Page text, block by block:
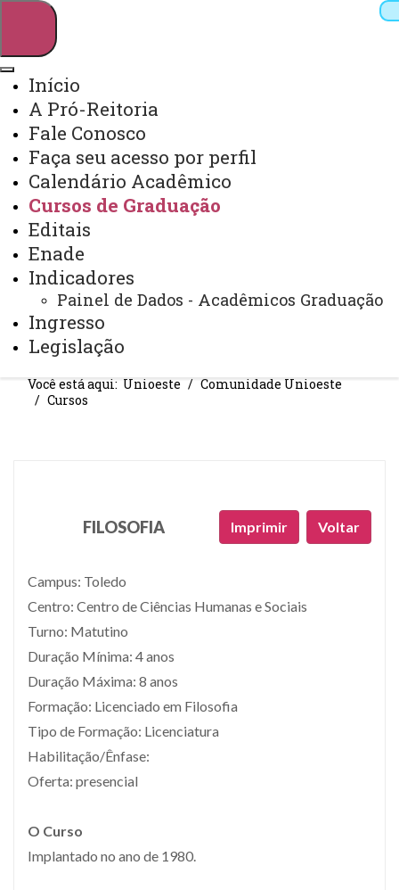
Webmail Sistemas
Telefones
Arquivo Virtual
Início
A Pró-Reitoria
Fale Conosco
Faça seu acesso por perfil
Calendário Acadêmico
Cursos de Graduação
Editais
Enade
Indicadores
Painel de Dados - Acadêmicos Graduação
Ingresso
Legislação
CURSOS
Você está aqui: Unioeste
Comunidade Unioeste
Cursos
FILOSOFIA Imprimir Voltar
Campus: Toledo
Centro: Centro de Ciências Humanas e Sociais
Turno: Matutino
Duração Mínima: 4 anos
Duração Máxima: 8 anos
Formação: Licenciado em Filosofia
Tipo de Formação: Licenciatura
Habilitação/Ênfase:
Oferta: presencial
O Curso
Implantado no ano de 1980.